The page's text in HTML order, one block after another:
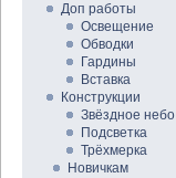
Доп работы
Освещение
Обводки
Гардины
Вставка
Конструкции
Звёздное небо
Подсветка
Трёхмерка
Новичкам